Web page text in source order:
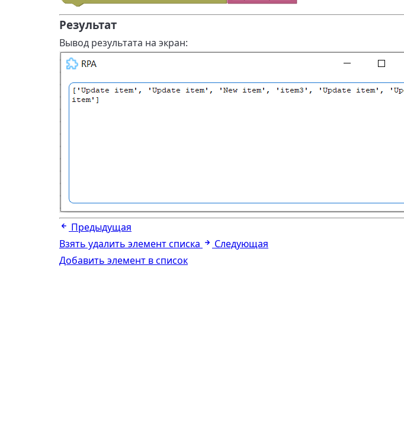
Результат
Вывод результата на экран:
Предыдущая
Взять удалить элемент списка
Следующая
Добавить элемент в список